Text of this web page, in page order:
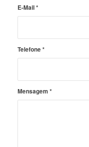
E-Mail*
Telefone*
Mensagem *